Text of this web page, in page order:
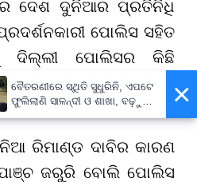
ଦେଶ ଦୁନିଆର ପ୍ରତିନିଧି
ପୋଲିସ ସହିତ
ଦିଲ୍ଲୀ ପୋଲିସର କିଛି
ଅଭିଯୋଗ କରିଥିଲେ
କରିଥିଲେ।
ରିମାଣ୍ଡ ଦାବିର କାରଣ
ଯାଞ୍ଚ ଜରୁରି ବୋଲି ପୋଲିସ
×
ବୈତରଣୀରେ ସ୍ଥିତି ସୁଧୁରିନି, ଏପଟେ
ଫୁଲିଲାଣି ସାଳନ୍ଦୀ ଓ ଶାଖା, ବଢ଼ୁଛି